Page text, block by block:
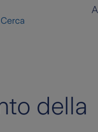
Cerca
della